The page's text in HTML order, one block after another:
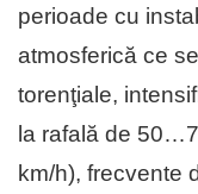
perioade cu
atmosferică ce
torenţiale,
la rafală de
km/h), frecvente